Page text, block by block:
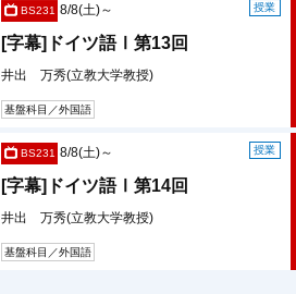
BS231 授業
8/8(土)～
[字幕]ドイツ語Ⅰ第13回
井出 万秀(立教大学教授)
基盤科目／外国語
BS231 授業
8/8(土)～
[字幕]ドイツ語Ⅰ第14回
井出 万秀(立教大学教授)
基盤科目／外国語